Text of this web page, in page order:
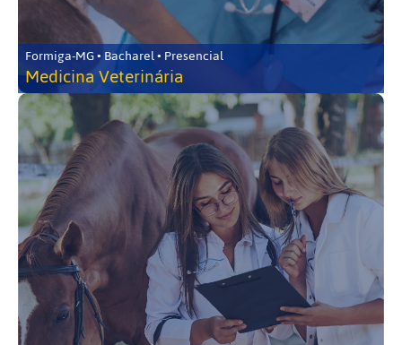
Formiga-MG • Bacharel • Presencial
Medicina Veterinária